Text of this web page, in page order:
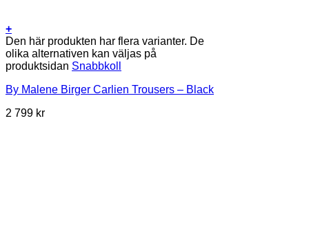
+
Den här produkten har flera varianter. De
olika alternativen kan väljas på
produktsidan Snabbkoll
By Malene Birger Carlien Trousers – Black
2 799 kr